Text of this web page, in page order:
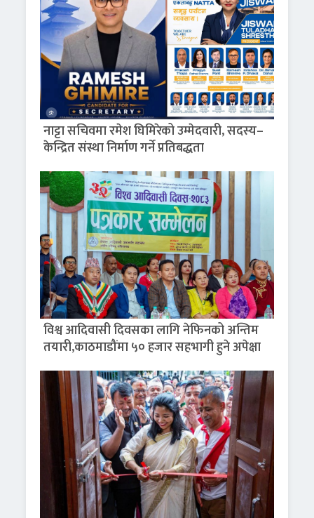
नाट्टा सचिवमा रमेश घिमिरेको उम्मेदवारी, सदस्य–
केन्द्रित संस्था निर्माण गर्ने प्रतिबद्धता
विश्व आदिवासी दिवसका लागि नेफिनको अन्तिम
तयारी,काठमाडौंमा ५० हजार सहभागी हुने अपेक्षा